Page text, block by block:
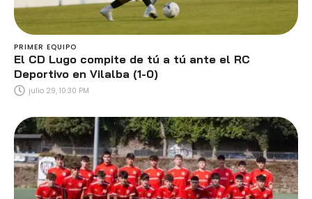
PRIMER EQUIPO
El CD Lugo compite de tú a tú ante el RC
Deportivo en Vilalba (1-0)
julio 29, 10:30 PM